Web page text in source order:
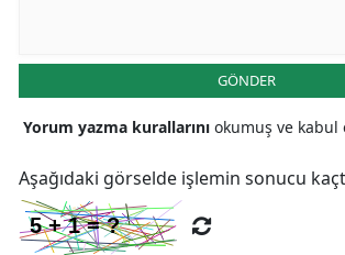
GÖNDER
Yorum yazma kurallarını okumuş ve kabul
Aşağıdaki görselde işlemin sonucu